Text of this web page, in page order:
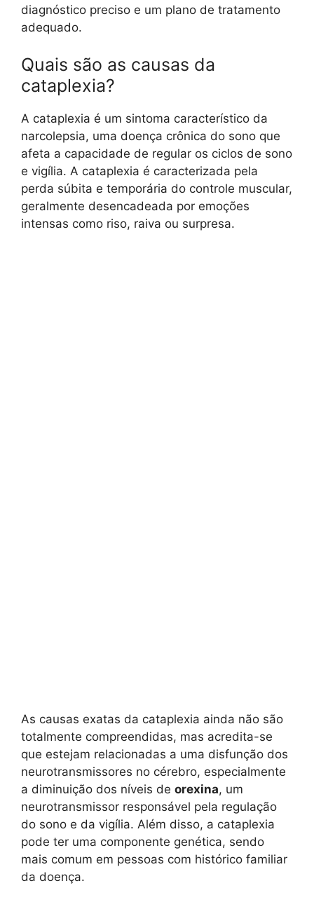
diagnóstico preciso e um plano de tratamento
adequado.
Quais são as causas da
cataplexia?
A cataplexia é um sintoma característico da
narcolepsia, uma doença crônica do sono que
afeta a capacidade de regular os ciclos de sono
e vigília. A cataplexia é caracterizada pela
perda súbita e temporária do controle muscular,
geralmente desencadeada por emoções
intensas como riso, raiva ou surpresa.
As causas exatas da cataplexia ainda não são
totalmente compreendidas, mas acredita-se
que estejam relacionadas a uma disfunção dos
neurotransmissores no cérebro, especialmente
a diminuição dos níveis de orexina, um
neurotransmissor responsável pela regulação
do sono e da vigília. Além disso, a cataplexia
pode ter uma componente genética, sendo
mais comum em pessoas com histórico familiar
da doença.